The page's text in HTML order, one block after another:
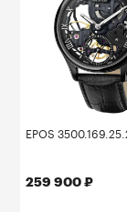
EPOS
259 900 ₽